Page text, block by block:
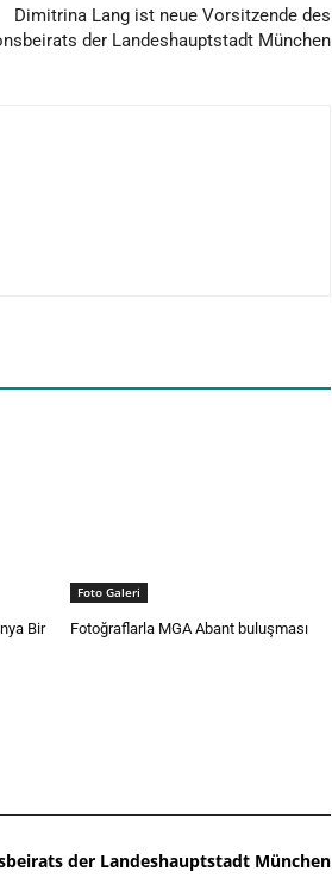
Dimitrina Lang ist neue Vorsitzende des
der Landeshauptstadt München
Bir
Foto Galeri
Fotoğraflarla MGA Abant buluşması
der Landeshauptstadt München